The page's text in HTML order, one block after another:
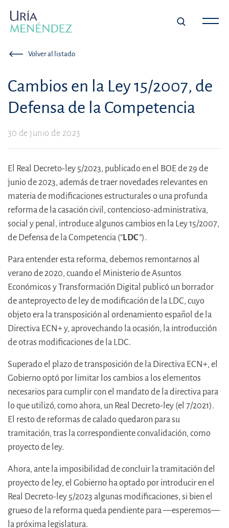
Volver al listado
Cambios en la Ley 15/2007, de
Defensa de la Competencia
30 de junio de 2023
El Real Decreto-ley 5/2023, publicado en el BOE de 29 de
junio de 2023, además de traer novedades relevantes en
materia de modificaciones estructurales o una profunda
reforma de la casación civil, contencioso-administrativa,
social y penal, introduce algunos cambios en la Ley 15/2007,
de Defensa de la Competencia (“LDC”).
Para entender esta reforma, debemos remontarnos al
verano de 2020, cuando el Ministerio de Asuntos
Económicos y Transformación Digital publicó un borrador
de anteproyecto de ley de modificación de la LDC, cuyo
objeto era la transposición al ordenamiento español de la
Directiva ECN+ y, aprovechando la ocasión, la introducción
de otras modificaciones de la LDC.
Superado el plazo de transposición de la Directiva ECN+, el
Gobierno optó por limitar los cambios a los elementos
necesarios para cumplir con el mandato de la directiva para
lo que utilizó, como ahora, un Real Decreto-ley (el 7/2021).
El resto de reformas de calado quedaron para su
tramitación, tras la correspondiente convalidación, como
proyecto de ley.
Ahora, ante la imposibilidad de concluir la tramitación del
proyecto de ley, el Gobierno ha optado por introducir en el
Real Decreto-ley 5/2023 algunas modificaciones, si bien el
grueso de la reforma queda pendiente para —esperemos—
la próxima legislatura.